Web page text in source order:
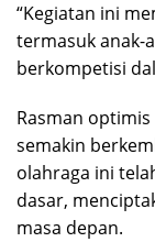
“Kegiatan ini
termasuk anak-
berkompetisi
Rasman
semakin
olahraga ini
dasar,
masa depan.